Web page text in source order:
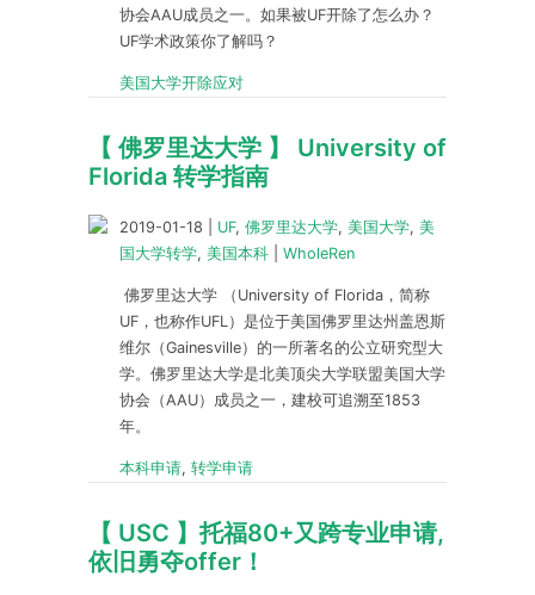
协会AAU成员之一。如果被UF开除了怎么办？
UF学术政策你了解吗？
美国大学开除应对
【 佛罗里达大学 】 University of
Florida 转学指南
2019-01-18 UF, 佛罗里达大学, 美国大学, 美
国大学转学, 美国本科 WholeRen
佛罗里达大学 （University of Florida，简称
UF，也称作UFL）是位于美国佛罗里达州盖恩斯
维尔（Gainesville）的一所著名的公立研究型大
学。佛罗里达大学是北美顶尖大学联盟美国大学
协会（AAU）成员之一，建校可追溯至1853
年。
本科申请, 转学申请
【 USC 】托福80+又跨专业申请,
依旧勇夺offer！